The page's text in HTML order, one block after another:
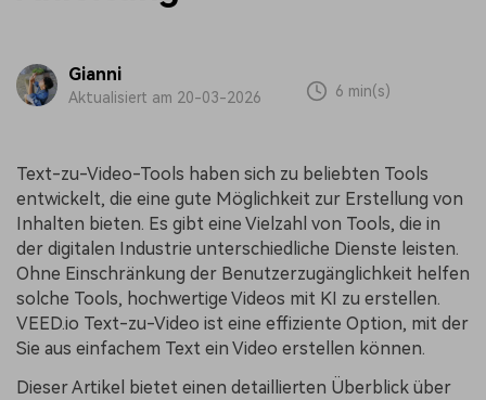
Gianni
Aktualisiert am 20-03-2026 6 min(s)
Text-zu-Video-Tools haben sich zu beliebten Tools
entwickelt, die eine gute Möglichkeit zur Erstellung von
Inhalten bieten. Es gibt eine Vielzahl von Tools, die in
der digitalen Industrie unterschiedliche Dienste leisten.
Ohne Einschränkung der Benutzerzugänglichkeit helfen
solche Tools, hochwertige Videos mit KI zu erstellen.
VEED.io Text-zu-Video ist eine effiziente Option, mit der
Sie aus einfachem Text ein Video erstellen können.
Dieser Artikel bietet einen detaillierten Überblick über